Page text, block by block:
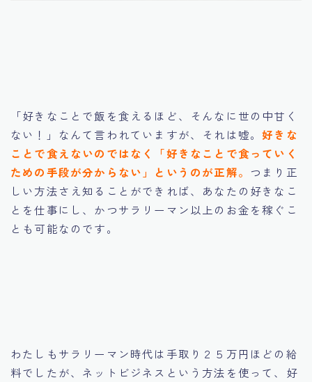
５年間月収7桁を維持するための３０の秘密（原則）
「好きなことで飯を食えるほど、そんなに世の中甘く
ない！」なんて言われていますが、それは嘘。好きな
ことで食えないのではなく「好きなことで食っていく
ための手段が分からない」というのが正解。 つまり正
しい方法さえ知ることができれば、あなたの好きなこ
とを仕事にし、かつサラリーマン以上のお金を稼ぐこ
とも可能なのです。
わたしもサラリーマン時代は手取り２５万円ほどの給
料でしたが、ネットビジネスという方法を使って、好